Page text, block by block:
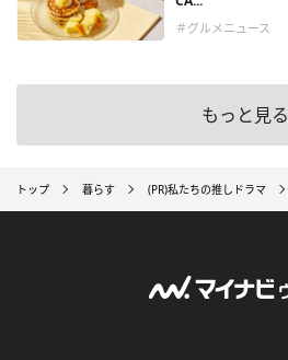
＃グルメニュース
もっと見る
トップ 暮らす (PR)私たちの推しドラマ